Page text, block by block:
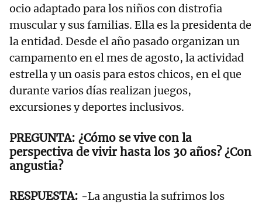
ocio adaptado para los niños con distrofia
muscular y sus familias. Ella es la presidenta de
la entidad. Desde el año pasado organizan un
campamento en el mes de agosto, la actividad
estrella y un oasis para estos chicos, en el que
durante varios días realizan juegos,
excursiones y deportes inclusivos.
¿Cómo se vive con la
perspectiva de vivir hasta los 30 años? ¿Con
angustia?
-La angustia la sufrimos los